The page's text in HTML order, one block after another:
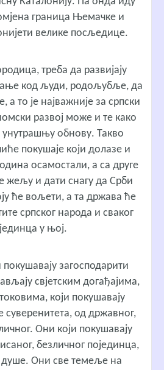
граница Њемачке и
велике посљедице.
треба да развијају
код људи, родољубље, да
а то је најважније за српски
развој може и те како
унутрашњу обнову. Такво
покушаје који долазе и
осамостали, а са друге
жељу и дати снагу да Срби
ће вољети, а та држава ће
српског народа и сваког
у њој.
загосподарити
свјетским догађајима,
који покушавају
суверенитета, од државног,
Они који покушавају
безличног појединца,
душе. Они све темеље на